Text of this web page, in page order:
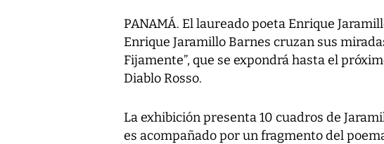
PANAMÁ. El laureado poeta Enrique
Enrique Jaramillo Barnes cruzan sus
Fijamente”, que se expondrá hasta el
Diablo Rosso.
La exhibición presenta 10 cuadros de
es acompañado por un fragmento del